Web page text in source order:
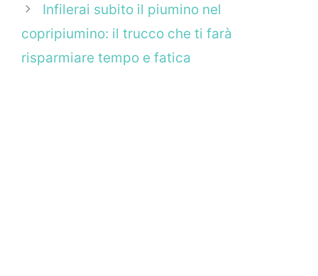
Infilerai subito il piumino nel
copripiumino: il trucco che ti farà
risparmiare tempo e fatica